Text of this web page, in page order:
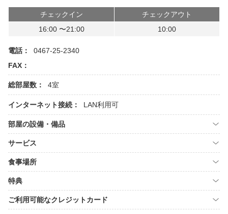
チェックイン
チェックアウト
16:00 〜21:00
10:00
電話：
0467-25-2340
FAX：
総部屋数： 4室
インターネット接続： LAN利用可
部屋の設備・備品
サービス
食事場所
特典
ご利用可能なクレジットカード